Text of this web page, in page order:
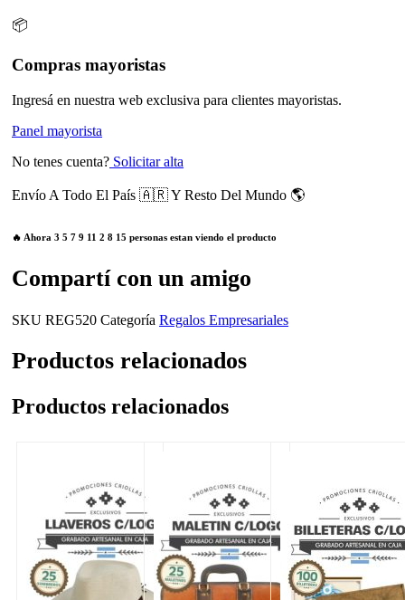
📦
Compras mayoristas
Ingresá en nuestra web exclusiva para clientes mayoristas.
Panel mayorista
No tenes cuenta? Solicitar alta
Envío A Todo El País 🇦🇷 Y Resto Del Mundo 🌎
🔥 Ahora 3 5 7 9 11 2 8 15 personas estan viendo el producto
Compartí con un amigo
SKU REG520 Categoría Regalos Empresariales
Productos relacionados
Productos relacionados